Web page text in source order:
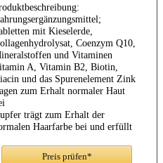
mit Kieselerde,
Coenzym Q10,
und Vitaminen
A, Vitamin B2, Biotin,
und das Spurenelement Zink
zum Erhalt normaler Haut
trägt zum Erhalt der
Haarfarbe bei und erfüllt
Bindegewebes
Preis prüfen*